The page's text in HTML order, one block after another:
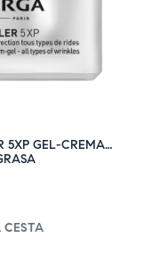
5XP GEL-CREMA